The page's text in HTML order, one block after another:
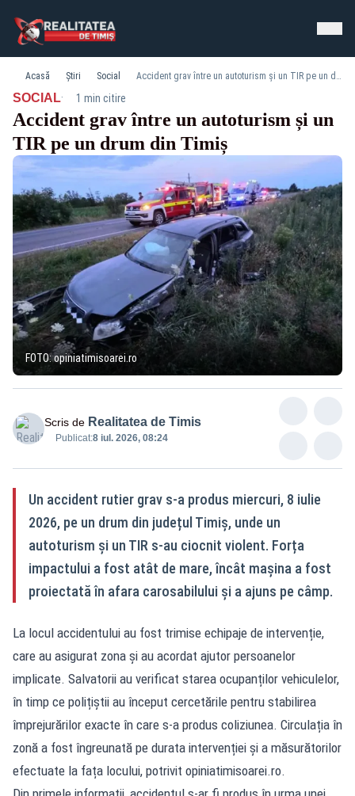
Acasă Știri Social Accident grav între un autoturism și un TIR pe un drum din Timiș
SOCIAL· 1 min citire
Accident grav între un autoturism și un
TIR pe un drum din Timiș
FOTO: opiniatimisoarei.ro
Scris de Realitatea de Timis
Publicat:8 iul. 2026, 08:24
Un accident rutier grav s-a produs miercuri, 8 iulie
2026, pe un drum din județul Timiș, unde un
autoturism și un TIR s-au ciocnit violent. Forța
impactului a fost atât de mare, încât mașina a fost
proiectată în afara carosabilului și a ajuns pe câmp.
La locul accidentului au fost trimise echipaje de intervenție,
care au asigurat zona și au acordat ajutor persoanelor
implicate. Salvatorii au verificat starea ocupanților vehiculelor,
în timp ce polițiștii au început cercetările pentru stabilirea
împrejurărilor exacte în care s-a produs coliziunea. Circulația în
zonă a fost îngreunată pe durata intervenției și a măsurătorilor
efectuate la fața locului, potrivit opiniatimisoarei.ro.